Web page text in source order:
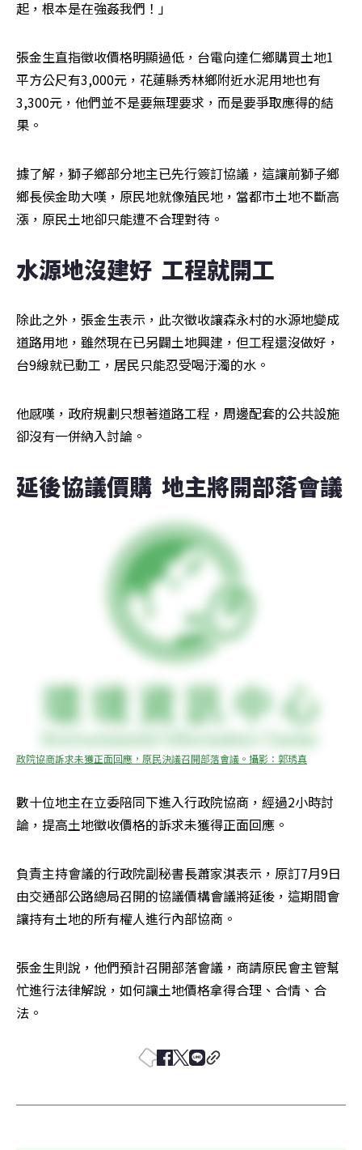
起，根本是在強姦我們！」
張金生直指徵收價格明顯過低，台電向達仁鄉購買土地1
平方公尺有3,000元，花蓮縣秀林鄉附近水泥用地也有
3,300元，他們並不是要無理要求，而是要爭取應得的結
果。
據了解，獅子鄉部分地主已先行簽訂協議，這讓前獅子鄉
鄉長侯金助大嘆，原民地就像殖民地，當都市土地不斷高
漲，原民土地卻只能遭不合理對待。
水源地沒建好  工程就開工
除此之外，張金生表示，此次徵收讓森永村的水源地變成
道路用地，雖然現在已另闢土地興建，但工程還沒做好，
台9線就已動工，居民只能忍受喝汙濁的水。
他感嘆，政府規劃只想著道路工程，周邊配套的公共設施
卻沒有一併納入討論。
延後協議價購  地主將開部落會議
政院協商訴求未獲正面回應，原民決議召開部落會議。攝影：郭琇真
數十位地主在立委陪同下進入行政院協商，經過2小時討
論，提高土地徵收價格的訴求未獲得正面回應。
負責主持會議的行政院副秘書長蕭家淇表示，原訂7月9日
由交通部公路總局召開的協議價構會議將延後，這期間會
讓持有土地的所有權人進行內部協商。
張金生則說，他們預計召開部落會議，商請原民會主管幫
忙進行法律解說，如何讓土地價格拿得合理、合情、合
法。